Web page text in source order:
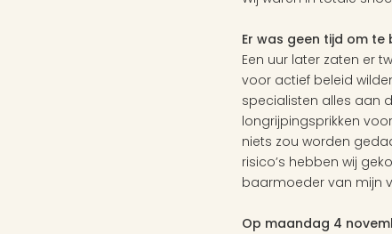
Er was geen tijd om
Een uur later zaten er
voor actief beleid
specialisten alles aan
longrijpingsprikken
niets zou worden
risico’s hebben wij
baarmoeder van mijn
Op maandag 4